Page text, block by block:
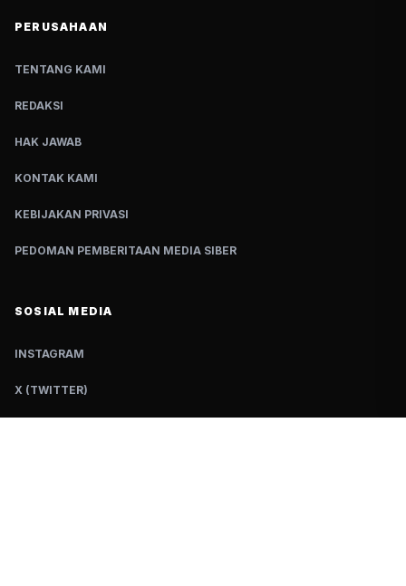
PERUSAHAAN
TENTANG KAMI
REDAKSI
HAK JAWAB
KONTAK KAMI
KEBIJAKAN PRIVASI
PEDOMAN PEMBERITAAN MEDIA SIBER
SOSIAL MEDIA
INSTAGRAM
X (TWITTER)